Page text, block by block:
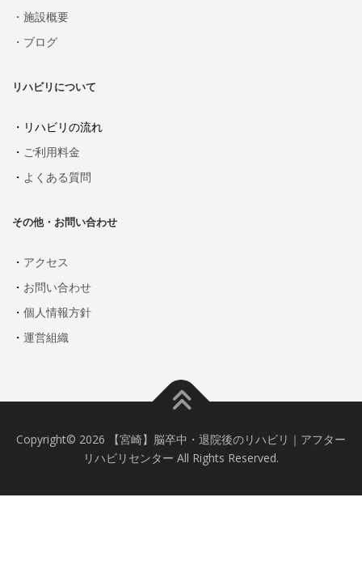
・施設概要
・ブログ
リハビリについて
・リハビリの流れ
・ ご利用料金
・ よくある質問
その他・お問い合わせ
・ アクセス
・ お問い合わせ
・ 個人情報方針
・ 運営組織
Copyright© 2026 【宮崎】脳卒中・退院後のリハビリ｜アフター
リハビリセンター All Rights Reserved.